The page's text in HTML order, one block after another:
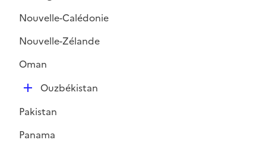
Nouvelle-Calédonie
Nouvelle-Zélande
Oman
D
p
Ouzbékistan
Pakistan
Panama